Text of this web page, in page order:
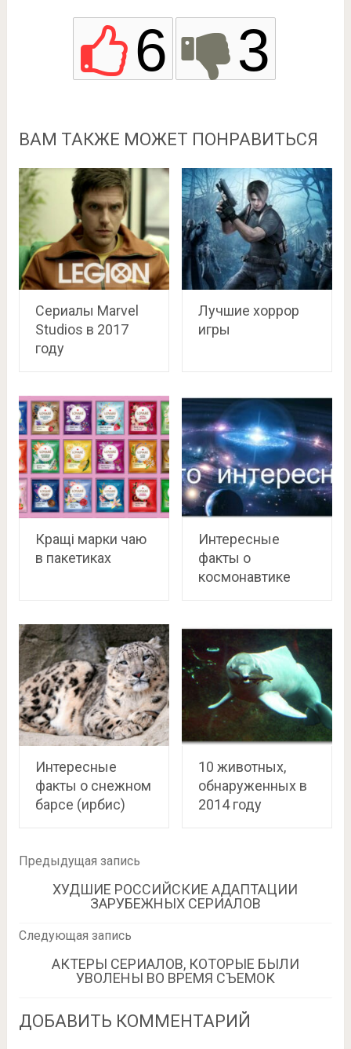
6 3
ВАМ ТАКЖЕ МОЖЕТ ПОНРАВИТЬСЯ
Сериалы Marvel
Studios в 2017
году
Лучшие хоррор
игры
Кращі марки чаю
в пакетиках
Интересные
факты о
космонавтике
Интересные
факты о снежном
барсе (ирбис)
10 животных,
обнаруженных в
2014 году
Предыдущая запись
ХУДШИЕ РОССИЙСКИЕ АДАПТАЦИИ
ЗАРУБЕЖНЫХ СЕРИАЛОВ
Следующая запись
АКТЕРЫ СЕРИАЛОВ, КОТОРЫЕ БЫЛИ
УВОЛЕНЫ ВО ВРЕМЯ СЪЕМОК
ДОБАВИТЬ КОММЕНТАРИЙ